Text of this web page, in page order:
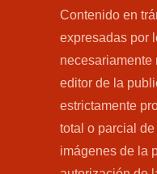
Contenido en
expresadas por
necesariamente
editor de la
estrictamente
total o parcial
imágenes de la